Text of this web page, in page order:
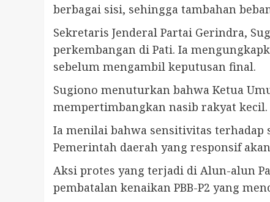
berbagai sisi, sehingga tambahan
Sekretaris Jenderal Partai Gerindra,
perkembangan di Pati. Ia
sebelum mengambil keputusan final.
Sugiono menuturkan bahwa Ketua
mempertimbangkan nasib rakyat
Ia menilai bahwa sensitivitas
Pemerintah daerah yang responsif
Aksi protes yang terjadi di Alun-alun
pembatalan kenaikan PBB-P2 yang